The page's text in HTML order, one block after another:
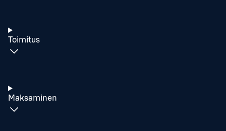
Toimitus
Maksaminen